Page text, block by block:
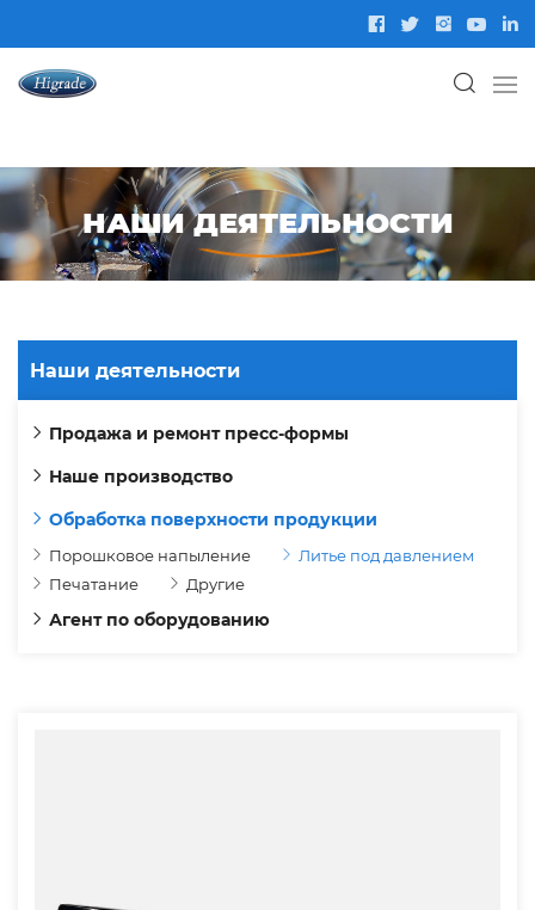
НАШИ ДЕЯТЕЛЬНОСТИ
Наши деятельности
Продажа и ремонт пресс-формы
Наше производство
Обработка поверхности продукции
Порошковое напыление
Литье под давлением
Печатание
Другие
Агент по оборудованию